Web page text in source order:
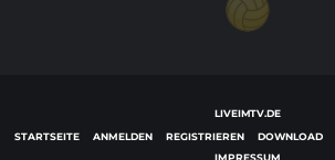
LIVEIMTV.DE
STARTSEITE
ANMELDEN REGISTRIEREN DOWNLOAD
IMPRESSUM